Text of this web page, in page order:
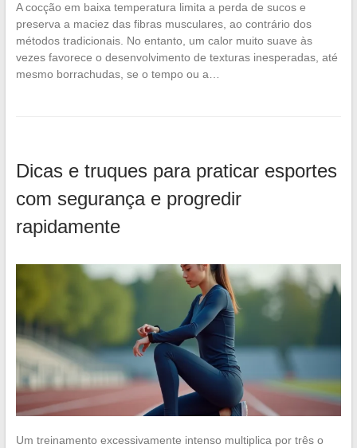
A cocção em baixa temperatura limita a perda de sucos e
preserva a maciez das fibras musculares, ao contrário dos
métodos tradicionais. No entanto, um calor muito suave às
vezes favorece o desenvolvimento de texturas inesperadas, até
mesmo borrachudas, se o tempo ou a…
Dicas e truques para praticar esportes
com segurança e progredir
rapidamente
Um treinamento excessivamente intenso multiplica por três o